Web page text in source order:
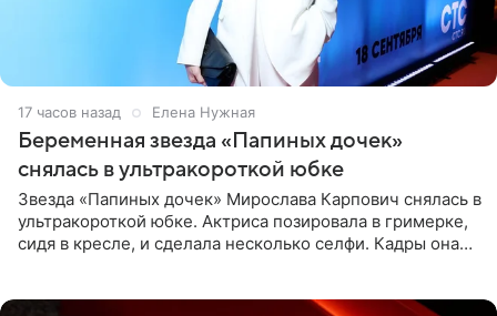
17 часов назад Елена Нужная
Беременная звезда «Папиных дочек»
снялась в ультракороткой юбке
Звезда «Папиных дочек» Мирослава Карпович снялась в
ультракороткой юбке. Актриса позировала в гримерке,
сидя в кресле, и сделала несколько селфи. Кадры она